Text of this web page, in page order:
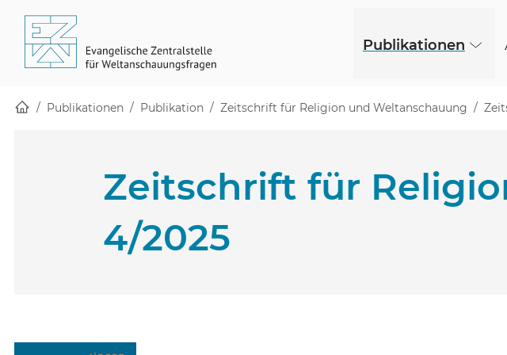
Skip to main content
Publikationen
Publikationen Publikation Zeitschrift für Religion und Weltanschauung
Zeitschrift für
4/2025
(öffnet in einem neuen Fenster)